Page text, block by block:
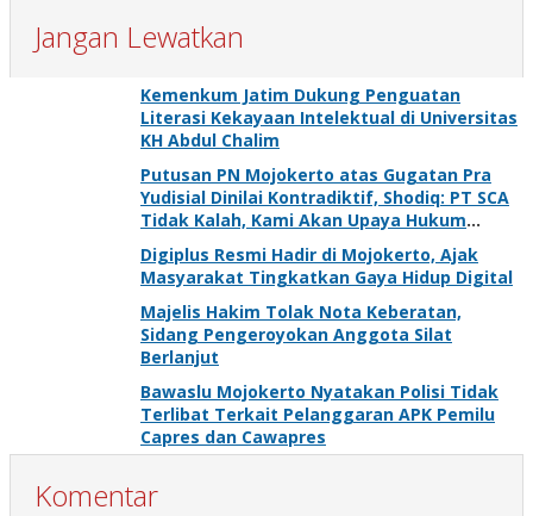
Jangan Lewatkan
Kemenkum Jatim Dukung Penguatan
Literasi Kekayaan Intelektual di Universitas
KH Abdul Chalim
Putusan PN Mojokerto atas Gugatan Pra
Yudisial Dinilai Kontradiktif, Shodiq: PT SCA
Tidak Kalah, Kami Akan Upaya Hukum
Digiplus Resmi Hadir di Mojokerto, Ajak
Masyarakat Tingkatkan Gaya Hidup Digital
Majelis Hakim Tolak Nota Keberatan,
Sidang Pengeroyokan Anggota Silat
Berlanjut
Bawaslu Mojokerto Nyatakan Polisi Tidak
Terlibat Terkait Pelanggaran APK Pemilu
Capres dan Cawapres
Komentar